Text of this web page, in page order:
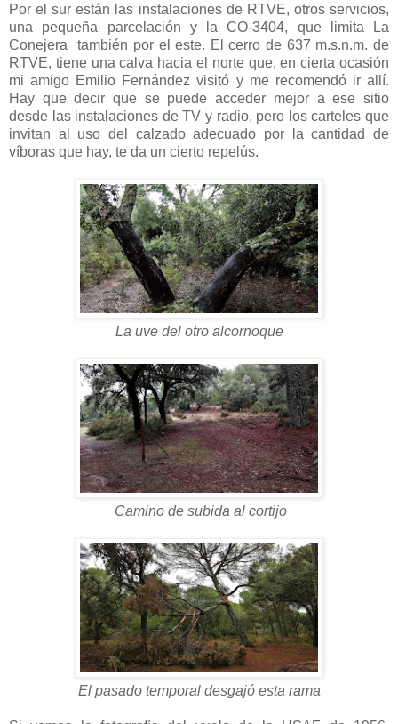
Por el sur están las instalaciones de RTVE, otros servicios,
una pequeña parcelación y la CO-3404, que limita La
Conejera también por el este. El cerro de 637 m.s.n.m. de
RTVE, tiene una calva hacia el norte que, en cierta ocasión
mi amigo Emilio Fernández visitó y me recomendó ir allí.
Hay que decir que se puede acceder mejor a ese sitio
desde las instalaciones de TV y radio, pero los carteles que
invitan al uso del calzado adecuado por la cantidad de
víboras que hay, te da un cierto repelús.
La uve del otro alcornoque
Camino de subida al cortijo
El pasado temporal desgajó esta rama